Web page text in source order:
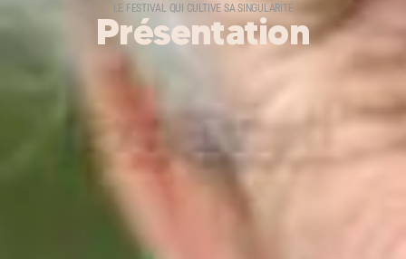
LE FESTIVAL QUI CULTIVE SA SINGULARITÉ
Présentation